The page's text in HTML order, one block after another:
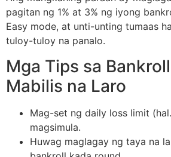
pagitan ng 1% at 3% ng iyong
Easy mode, at unti-unting tumaas
tuloy-tuloy na panalo.
Mga Tips sa
Mabilis na Laro
Mag-set ng daily loss limit
magsimula.
Huwag maglagay ng taya na